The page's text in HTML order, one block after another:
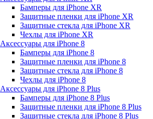
Бамперы для iPhone XR
Защитные пленки для iPhone XR
Защитные стекла для iPhone XR
Чехлы для iPhone XR
Аксессуары для iPhone 8
Бамперы для iPhone 8
Защитные пленки для iPhone 8
Защитные стекла для iPhone 8
Чехлы для iPhone 8
Аксессуары для iPhone 8 Plus
Бамперы для iPhone 8 Plus
Защитные пленки для iPhone 8 Plus
Защитные стекла для iPhone 8 Plus